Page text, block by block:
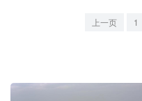
上一页 1